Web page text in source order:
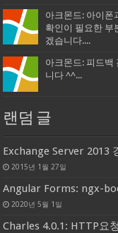
아크몬드: 아이폰
확인이 필요한 부
겠습니다....
아크몬드: 피드백
니다 ^^...
랜덤 글
Exchange Server 2013
2015년 1월 27일
Angular Forms: ngx-
2020년 5월 1일
Charles 4.0.1: HTTP요